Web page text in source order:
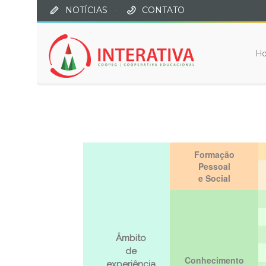
NOTÍCIAS · CONTATO
Âmbito
de
Formação
Pessoal
e Social
Conhecimento